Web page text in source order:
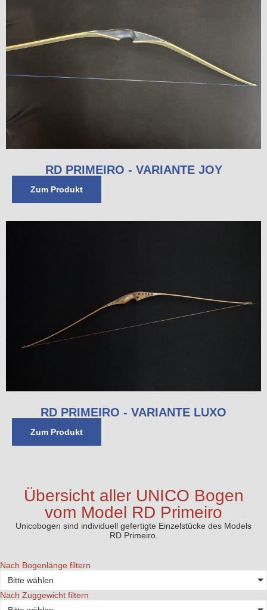
RD PRIMEIRO - VARIANTE JOY
Zum Produkt
RD PRIMEIRO - VARIANTE LUXO
Zum Produkt
Übersicht aller UNICO Bogen
vom Model RD Primeiro
Unicobogen sind individuell gefertigte Einzelstücke des Models
RD Primeiro.
Nach Bogenlänge filtern
Bitte wählen
Nach Zuggewicht filtern